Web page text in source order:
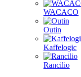
WACACO
Outin
Kaffelogic
Rancilio